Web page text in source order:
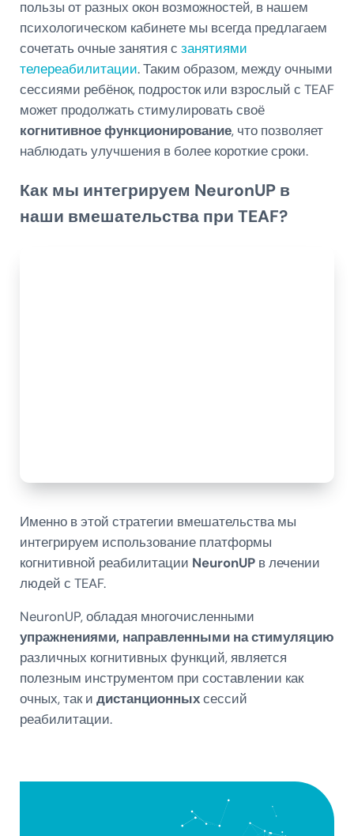
пользы от разных окон возможностей, в нашем
психологическом кабинете мы всегда предлагаем
сочетать очные занятия с занятиями
телереабилитации. Таким образом, между очными
сессиями ребёнок, подросток или взрослый с TEAF
может продолжать стимулировать своё
когнитивное функционирование, что позволяет
наблюдать улучшения в более короткие сроки.
Как мы интегрируем NeuronUP в
наши вмешательства при TEAF?
Именно в этой стратегии вмешательства мы
интегрируем использование платформы
когнитивной реабилитации NeuronUPв лечении
людей с TEAF.
NeuronUP, обладая многочисленными
упражнениями, направленными на стимуляцию
различных когнитивных функций, является
полезным инструментом при составлении как
очных, так и дистанционныхсессий
реабилитации.